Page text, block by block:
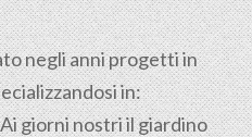
negli anni progetti in
in:
giorni nostri il giardino